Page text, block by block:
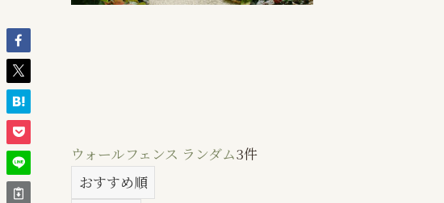
ウォールフェンス ランダム3件
おすすめ順